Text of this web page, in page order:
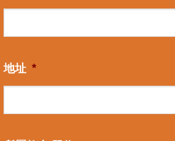
地址 *